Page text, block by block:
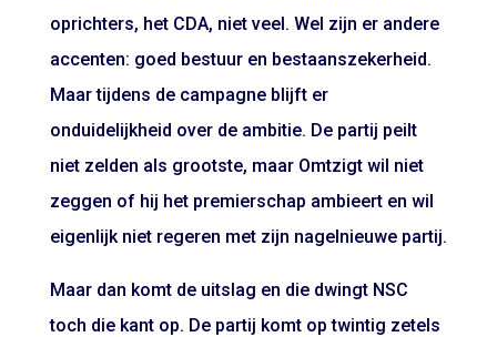
oprichters, het CDA, niet veel. Wel zijn er andere
accenten: goed bestuur en bestaanszekerheid.
Maar tijdens de campagne blijft er
onduidelijkheid over de ambitie. De partij peilt
niet zelden als grootste, maar Omtzigt wil niet
zeggen of hij het premierschap ambieert en wil
eigenlijk niet regeren met zijn nagelnieuwe partij.
Maar dan komt de uitslag en die dwingt NSC
toch die kant op. De partij komt op twintig zetels